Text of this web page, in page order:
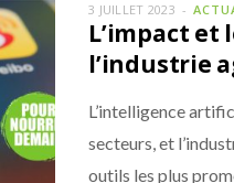
3 JUILLET 2023
L’impact et
l’industrie
L’intelligence
secteurs, et
outils les plus